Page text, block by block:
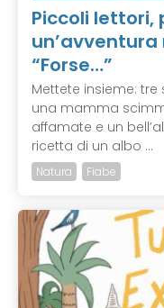
Piccoli lettori,
“Forse…”
Mettete insieme:
una mamma
affamate e un
ricetta di un albo ...
Natura Fiabe